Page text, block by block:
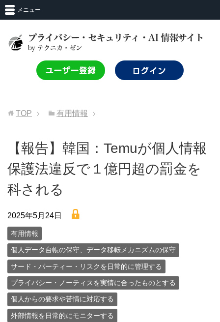
メニュー
TOP 有用情報
【報告】韓国：Temuが個人情報
保護法違反で１億円超の罰金を
科される
2025年5月24日 lock
有用情報
個人データ台帳の保守、データ移転メカニズムの保守
サード・パーティー・リスクを日常的に管理する
プライバシー・ノーティスを実情に合ったものとする
個人からの要求や苦情に対応する
外部情報を日常的にモニターする